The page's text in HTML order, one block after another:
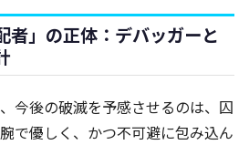
者」の正体：デバッガーと
今後の破滅を予感させるのは、囚
で優しく、かつ不可避に包み込ん